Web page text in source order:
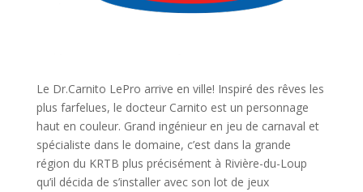
Le Dr.Carnito LePro arrive en ville! Inspiré des rêves les
plus farfelues, le docteur Carnito est un personnage
haut en couleur. Grand ingénieur en jeu de carnaval et
spécialiste dans le domaine, c’est dans la grande
région du KRTB plus précisément à Rivière-du-Loup
qu’il décida de s’installer avec son lot de jeux